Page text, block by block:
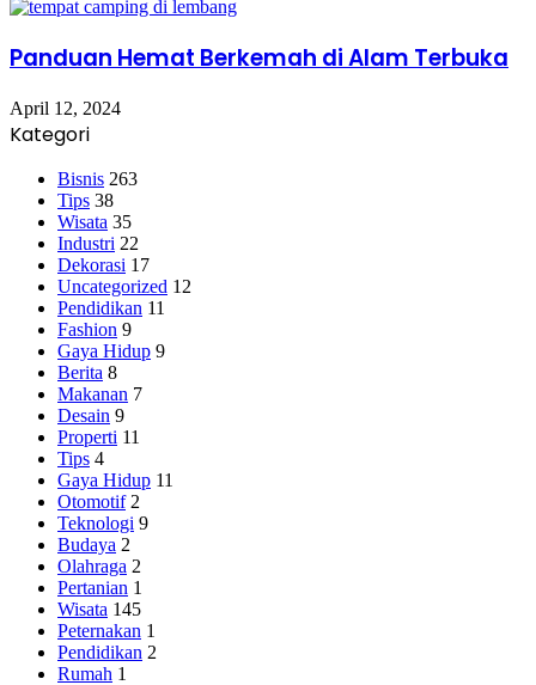
Panduan Hemat Berkemah di Alam Terbuka
April 12, 2024
Kategori
Bisnis 263
Tips 38
Wisata 35
Industri 22
Dekorasi 17
Uncategorized 12
Pendidikan 11
Fashion 9
Gaya Hidup 9
Berita 8
Makanan 7
Desain 9
Properti 11
Tips 4
Gaya Hidup 11
Otomotif 2
Teknologi 9
Budaya 2
Olahraga 2
Pertanian 1
Wisata 145
Peternakan 1
Pendidikan 2
Rumah 1